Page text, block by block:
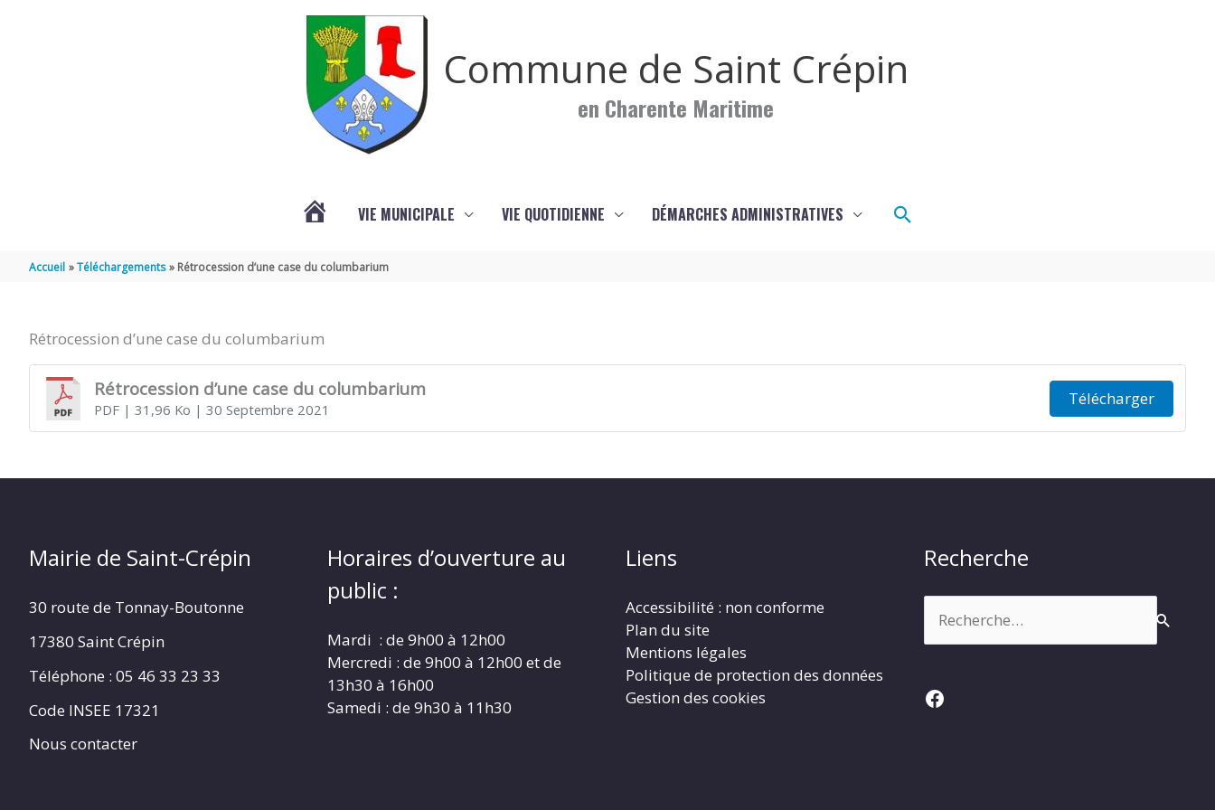
Commune de Saint Crépin
en Charente Maritime
CRÉPIN
VIE MUNICIPALE VIE QUOTIDIENNE DÉMARCHES ADMINISTRATIVES Rechercher
Accueil Téléchargements Rétrocession d’une case du columbarium
Rétrocession d’une case du columbarium
Rétrocession d’une case du columbarium
PDF| 31,96 Ko | 30 Septembre 2021
Télécharger
Mairie de Saint-Crépin
30 route de Tonnay-Boutonne
17380 Saint Crépin
Téléphone : 05 46 33 23 33
Code INSEE 17321
Nous contacter
Horaires d’ouverture au
public :
Mardi : de 9h00 à 12h00
Mercredi : de 9h00 à 12h00 et de
13h30 à 16h00
Samedi : de 9h30 à 11h30
Liens
Accessibilité : non conforme
Plan du site
Mentions légales
Politique de protection des données
Gestion des cookies
Recherche
Facebook